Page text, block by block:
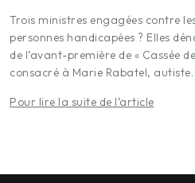
Trois ministres engagées contre
personnes handicapées ? Elles
de l’avant-première de « Cassée
consacré à Marie Rabatel,
Pour lire la suite de l’article